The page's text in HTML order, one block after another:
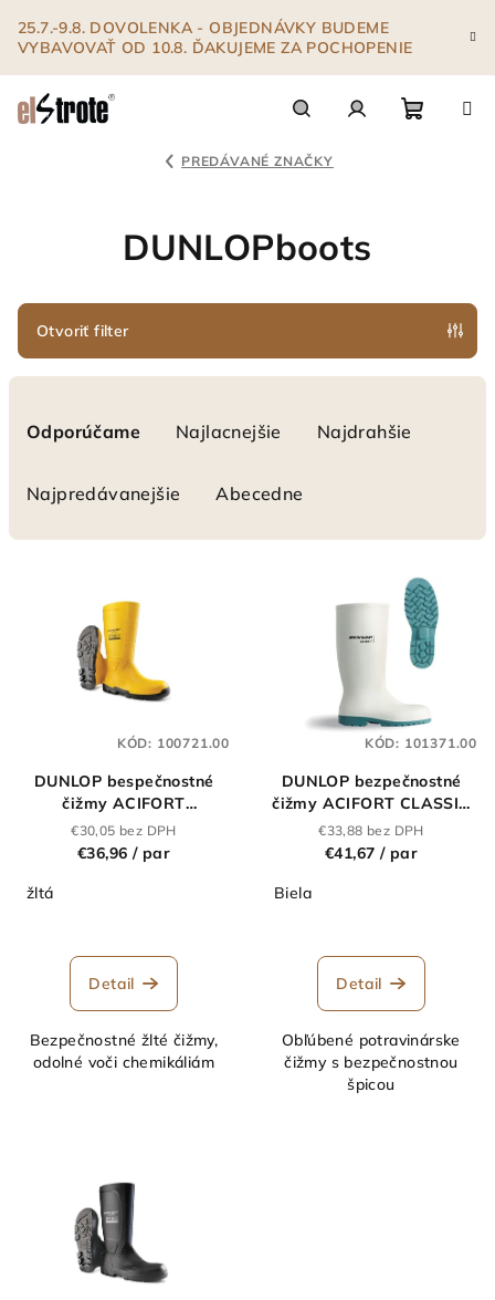
obsah
25.7.-9.8. DOVOLENKA - OBJEDNÁVKY BUDEME
VYBAVOVAŤ OD 10.8. ĎAKUJEME ZA POCHOPENIE
PREDÁVANÉ ZNAČKY
DUNLOPboots
Otvoriť filter
Odporúčame Najlacnejšie Najdrahšie
Najpredávanejšie Abecedne
DUNLOP bespečnostné
čižmy ACIFORT
JOBGUARD S5 žlté
€30,05 bez DPH
€36,96 / par
žltá
Detail
Bezpečnostné žlté čižmy,
odolné voči chemikáliám
KÓD: 100721.00
DUNLOP bezpečnostné
čižmy ACIFORT CLASSIC
S4 biele
€33,88 bez DPH
€41,67 / par
Biela
Detail
Obľúbené potravinárske
čižmy s bezpečnostnou
špicou
KÓD: 101371.00